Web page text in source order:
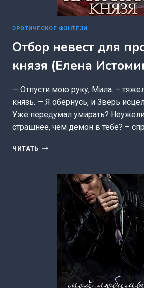
ЭРОТИЧЕСКОЕ ФЭНТЕЗИ
Отбор невест для
князя (Елена
— Отпусти мою руку, Мила. –
князь. — Я обернусь, и Зверь
Уже передумал умирать?
страшнее, чем демон в тебе? –
ЧИТАТЬ ОТБОР
ПРОКЛЯТОГО
ИСТОМИНА)